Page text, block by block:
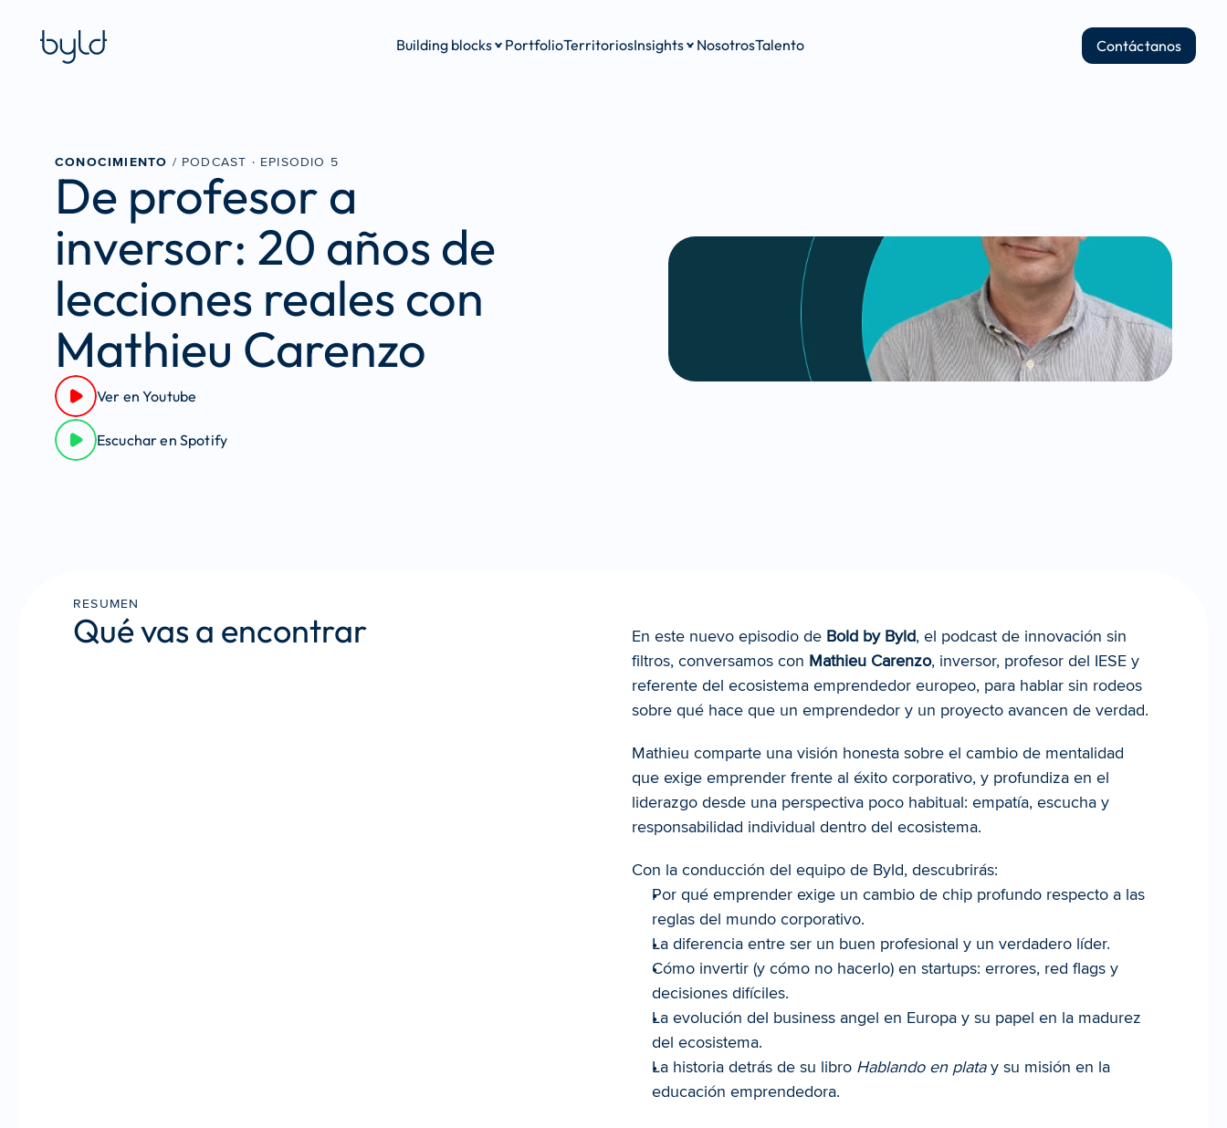
Building blocks PortfolioTerritoriosInsights NosotrosTalento Contáctanos
CONOCIMIENTO / PODCAST · EPISODIO 5
De profesor a
inversor: 20 años de
lecciones reales con
Mathieu Carenzo
Ver en Youtube
Escuchar en Spotify
RESUMEN
Qué vas a encontrar En este nuevo episodio de Bold by Byld, el podcast de innovación sin
filtros, conversamos con Mathieu Carenzo, inversor, profesor del IESE y
referente del ecosistema emprendedor europeo, para hablar sin rodeos
sobre qué hace que un emprendedor y un proyecto avancen de verdad.
Mathieu comparte una visión honesta sobre el cambio de mentalidad
que exige emprender frente al éxito corporativo, y profundiza en el
liderazgo desde una perspectiva poco habitual: empatía, escucha y
responsabilidad individual dentro del ecosistema.
Con la conducción del equipo de Byld, descubrirás:
Por qué emprender exige un cambio de chip profundo respecto a las
reglas del mundo corporativo.
La diferencia entre ser un buen profesional y un verdadero líder.
Cómo invertir (y cómo no hacerlo) en startups: errores, red flags y
decisiones difíciles.
La evolución del business angel en Europa y su papel en la madurez
del ecosistema.
La historia detrás de su libro Hablando en plata y su misión en la
educación emprendedora.